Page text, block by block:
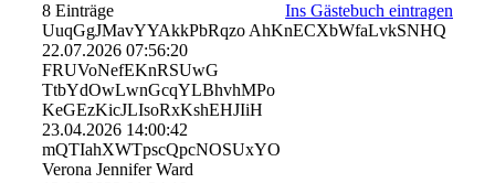
8 Einträge
Ins Gästebuch eintragen
UuqGgJMavYYAkkPbRqzo AhKnECXbWfaLvkSNHQ
22.07.2026 07:56:20
FRUVoNefEKnRSUwG
TtbYdOwLwnGcqYLBhvhMPo
KeGEzKicJLIsoRxKshEHJIiH
23.04.2026 14:00:42
mQTIahXWTpscQpcNOSUxYO
Verona Jennifer Ward